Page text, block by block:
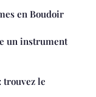
en Boudoir
un instrument
trouvez le